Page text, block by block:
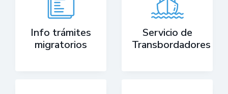
Info trámites
migratorios
Servicio de
Transbordadores